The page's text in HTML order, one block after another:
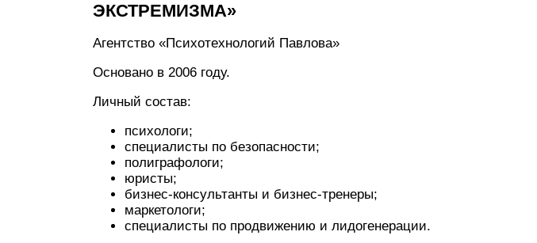
ЭКСТРЕМИЗМА»
Агентство «Психотехнологий Павлова»
Основано в 2006 году.
Личный состав:
психологи;
специалисты по безопасности;
полиграфологи;
юристы;
бизнес-консультанты и бизнес-тренеры;
маркетологи;
специалисты по продвижению и лидогенерации.